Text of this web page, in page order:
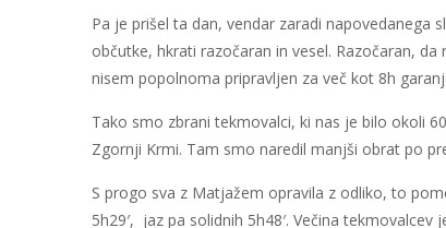
Pa je prišel ta dan, vendar zaradi
občutke, hkrati razočaran in vesel. Razočaran,
nisem popolnoma pripravljen za več kot 8h
Tako smo zbrani tekmovalci, ki nas je bilo okoli
Zgornji Krmi. Tam smo naredil manjši obrat po
S progo sva z Matjažem opravila z odliko, to
5h29′, jaz pa solidnih 5h48′. Večina